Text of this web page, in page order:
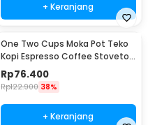
+ Keranjang
One Two Cups Moka Pot Teko
Kopi Espresso Coffee Stovetop
6 Cup 300ml - Z20
Rp76.400
Rp122.900 38%
+ Keranjang